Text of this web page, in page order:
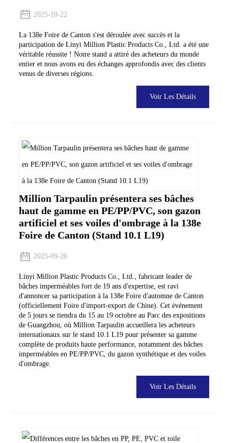
2025-10-22
La 138e Foire de Canton s'est déroulée avec succès et la
participation de Linyi Million Plastic Products Co., Ltd. a été une
véritable réussite ! Notre stand a attiré des acheteurs du monde
entier et nous avons eu des échanges approfondis avec des clients
venus de diverses régions.
Voir Les Détails
Million Tarpaulin présentera ses bâches
haut de gamme en PE/PP/PVC, son gazon
artificiel et ses voiles d'ombrage à la 138e
Foire de Canton (Stand 10.1 L19)
2025-09-26
Linyi Million Plastic Products Co., Ltd., fabricant leader de
bâches imperméables fort de 19 ans d'expertise, est ravi
d'annoncer sa participation à la 138e Foire d'automne de Canton
(officiellement Foire d'import-export de Chine). Cet événement
de 5 jours se tiendra du 15 au 19 octobre au Parc des expositions
de Guangzhou, où Million Tarpaulin accueillera les acheteurs
internationaux sur le stand 10.1 L19 pour présenter sa gamme
complète de produits haute performance, notamment des bâches
imperméables en PE/PP/PVC, du gazon synthétique et des voiles
d'ombrage.
Voir Les Détails